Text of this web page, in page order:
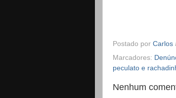
Postado por Carlos
Marcadores:
peculato e
Nenhum